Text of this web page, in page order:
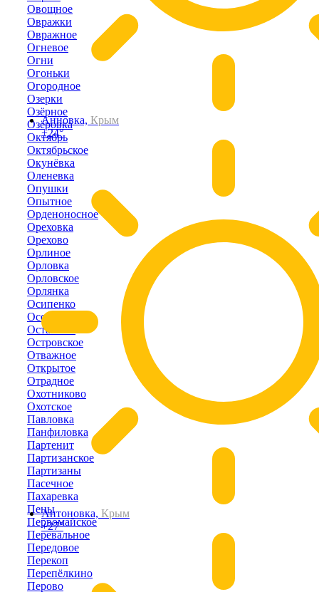
Анновка, Крым
+24°
Антоновка, Крым
+27°
Овощное
Овражки
Овражное
Огневое
Огни
Огоньки
Огородное
Озерки
Озёрное
Озёровка
Октябрь
Октябрьское
Окунёвка
Оленевка
Опушки
Опытное
Орденоносное
Ореховка
Орехово
Орлиное
Орловка
Орловское
Орлянка
Осипенко
Осовины
Останино
Островское
Отважное
Открытое
Отрадное
Охотниково
Охотское
Павловка
Панфиловка
Партенит
Партизанское
Партизаны
Пасечное
Пахаревка
Пены
Первомайское
Перевальное
Передовое
Перекоп
Перепёлкино
Перово